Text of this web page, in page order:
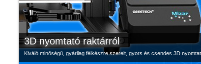
3D nyomtató raktárról
Kiváló minőségű, gyárilag félkészre szerelt, gyors és csendes 3D